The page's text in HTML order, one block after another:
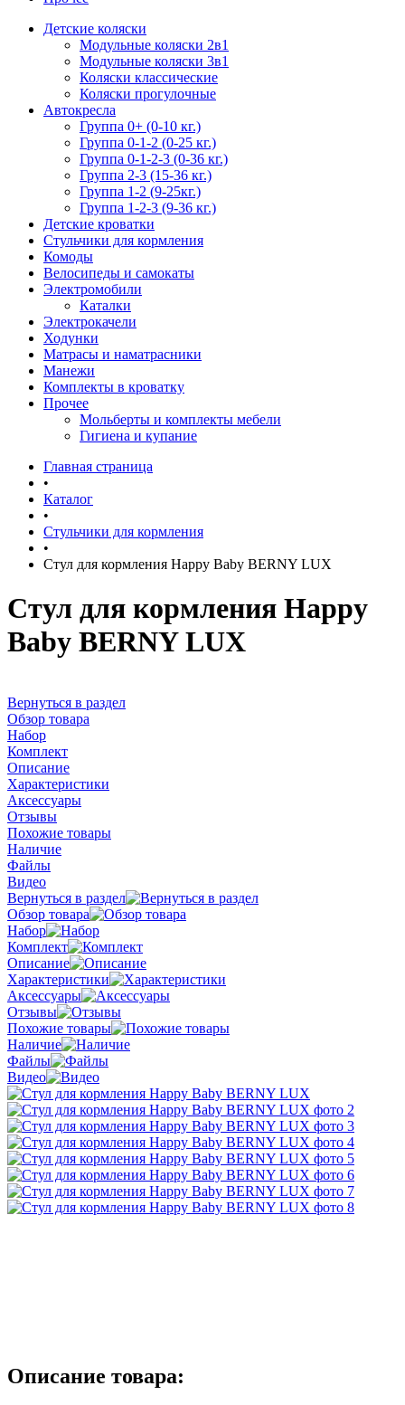
Детские коляски
Модульные коляски 2в1
Модульные коляски 3в1
Коляски классические
Коляски прогулочные
Автокресла
Группа 0+ (0-10 кг.)
Группа 0-1-2 (0-25 кг.)
Группа 0-1-2-3 (0-36 кг.)
Группа 2-3 (15-36 кг.)
Группа 1-2 (9-25кг.)
Группа 1-2-3 (9-36 кг.)
Детские кроватки
Стульчики для кормления
Комоды
Велосипеды и самокаты
Электромобили
Каталки
Электрокачели
Ходунки
Матрасы и наматрасники
Манежи
Комплекты в кроватку
Прочее
Мольберты и комплекты мебели
Гигиена и купание
Главная страница
•
Каталог
•
Стульчики для кормления
•
Стул для кормления Happy Baby BERNY LUX
Стул для кормления Happy
Baby BERNY LUX
Вернуться в раздел
Обзор товара
Набор
Комплект
Описание
Характеристики
Аксессуары
Отзывы
Похожие товары
Наличие
Файлы
Видео
Вернуться в раздел
Обзор товара
Набор
Комплект
Описание
Характеристики
Аксессуары
Отзывы
Похожие товары
Наличие
Файлы
Видео
Описание товара: